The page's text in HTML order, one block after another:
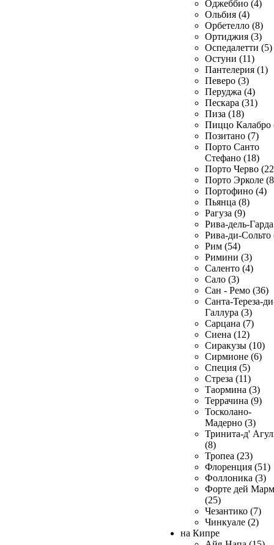
Оджеббио (4)
Ольбия (4)
Орбетелло (8)
Ортиджия (3)
Оспедалетти (5)
Остуни (11)
Пантелерия (1)
Певеро (3)
Перуджа (4)
Пескара (31)
Пиза (18)
Пиццо Калабро
Позитано (7)
Порто Санто
Стефано (18)
Порто Черво
Порто Эрколе
Портофино (4)
Пьянца (8)
Рагуза (9)
Рива-дель-
Рива-ди-Сольто
Рим (54)
Римини (3)
Саленто (4)
Сало (3)
Сан - Ремо (36)
Санта-Тереза-
Галлура (3)
Сарцана (7)
Сиена (12)
Сиракузы (10)
Сирмионе (6)
Специя (5)
Стреза (11)
Таормина (3)
Террачина (9)
Тосколано-
Мадерно (3)
Тринита-д'
(8)
Тропеа (23)
Флоренция (51)
Фоллоника (3)
Форте дей
(25)
Чезантико (7)
Чинкуале (2)
на Кипре